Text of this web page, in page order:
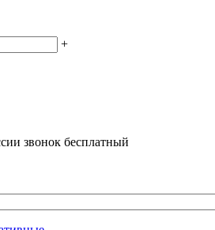
+
звонок бесплатный